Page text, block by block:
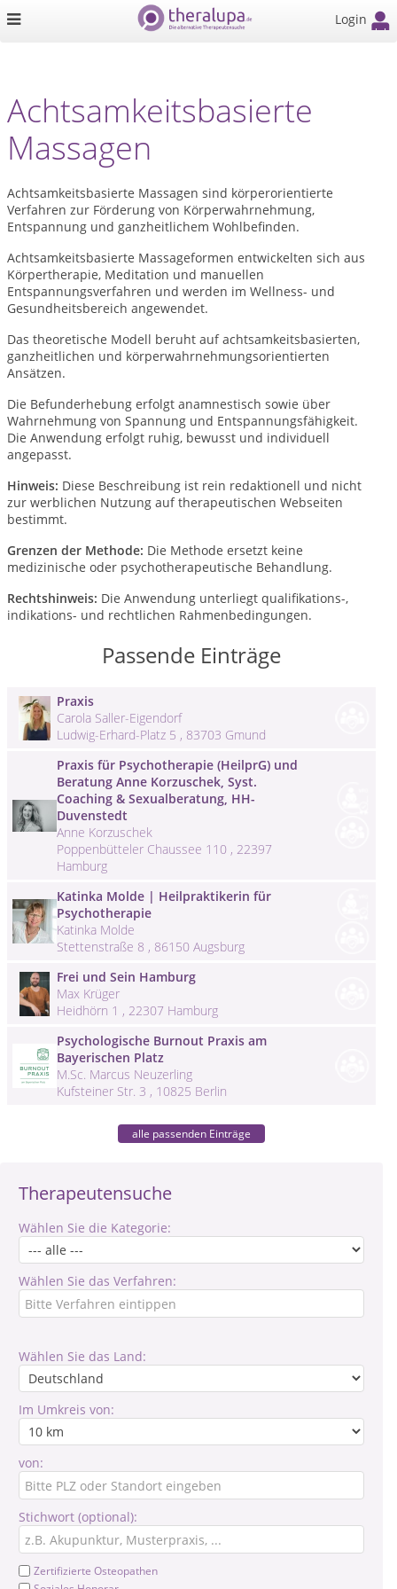
Login
Therapeutensuche
Wählen Sie die Kategorie:
Wählen Sie das Verfahren:
Wählen Sie das Land:
Im Umkreis von:
von:
Stichwort (optional):
Zertifizierte Osteopathen
Achtsamkeitsbasierte
Massagen
Achtsamkeitsbasierte Massagen sind körperorientierte
Verfahren zur Förderung von Körperwahrnehmung,
Entspannung und ganzheitlichem Wohlbefinden.
Achtsamkeitsbasierte Massageformen entwickelten sich aus
Körpertherapie, Meditation und manuellen
Entspannungsverfahren und werden im Wellness- und
Gesundheitsbereich angewendet.
Das theoretische Modell beruht auf achtsamkeitsbasierten,
ganzheitlichen und körperwahrnehmungsorientierten
Ansätzen.
Die Befunderhebung erfolgt anamnestisch sowie über
Wahrnehmung von Spannung und Entspannungsfähigkeit.
Die Anwendung erfolgt ruhig, bewusst und individuell
angepasst.
Hinweis: Diese Beschreibung ist rein redaktionell und nicht
zur werblichen Nutzung auf therapeutischen Webseiten
bestimmt.
Grenzen der Methode: Die Methode ersetzt keine
medizinische oder psychotherapeutische Behandlung.
Rechtshinweis: Die Anwendung unterliegt qualifikations-,
indikations- und rechtlichen Rahmenbedingungen.
Passende Einträge
Praxis
Carola Saller-Eigendorf
Ludwig-Erhard-Platz 5 , 83703 Gmund
Praxis für Psychotherapie (HeilprG) und
Beratung Anne Korzuschek, Syst.
Coaching & Sexualberatung, HH-
Duvenstedt
Anne Korzuschek
Poppenbütteler Chaussee 110 , 22397
Hamburg
Katinka Molde | Heilpraktikerin für
Psychotherapie
Katinka Molde
Stettenstraße 8 , 86150 Augsburg
Frei und Sein Hamburg
Max Krüger
Heidhörn 1 , 22307 Hamburg
Psychologische Burnout Praxis am
Bayerischen Platz
M.Sc. Marcus Neuzerling
Kufsteiner Str. 3 , 10825 Berlin
alle passenden Einträge